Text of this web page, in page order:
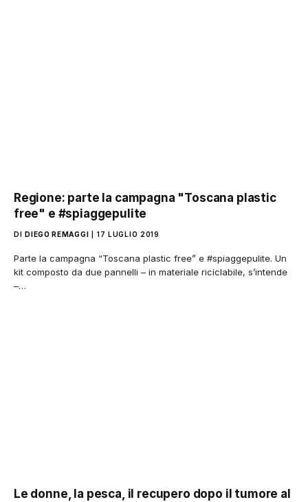
Regione: parte la campagna "Toscana plastic
free" e #spiaggepulite
DI DIEGO REMAGGI 17 LUGLIO 2019
Parte la campagna “Toscana plastic free” e #spiaggepulite. Un
kit composto da due pannelli – in materiale riciclabile, s’intende
–…
Le donne, la pesca, il recupero dopo il tumore al